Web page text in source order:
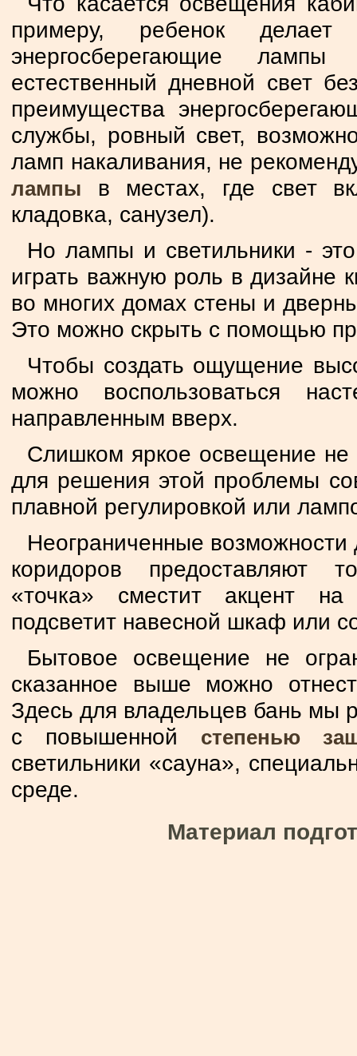
примеру, ребенок
энергосберегающие лампы
естественный дневной свет
преимущества
службы, ровный свет,
ламп накаливания, не
лампы в местах, где свет
кладовка, санузел).
Но лампы и светильники -
играть важную роль в дизайне
во многих домах стены и
Это можно скрыть с помощью
Чтобы создать ощущение
можно воспользоваться
направленным вверх.
Слишком яркое освещение не
для решения этой проблемы
плавной регулировкой или
Неограниченные возможности
коридоров предоставляют
«точка» сместит акцент
подсветит навесной шкаф или
Бытовое освещение не
сказанное выше можно
Здесь для владельцев бань мы
с повышенной степенью
светильники «сауна»,
среде.
Материал